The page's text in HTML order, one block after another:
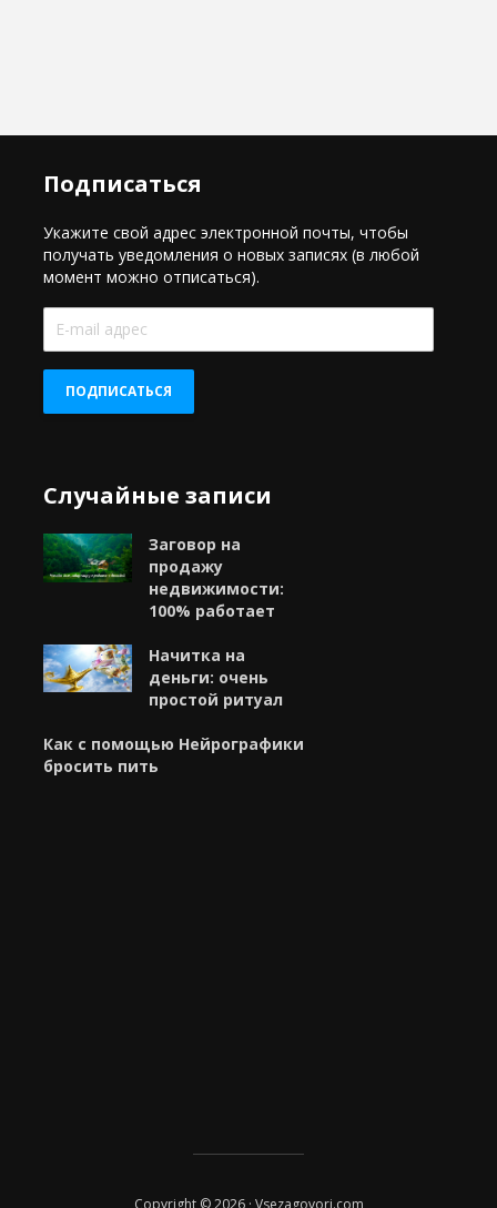
Подписаться
Укажите свой адрес электронной почты, чтобы
получать уведомления о новых записях (в любой
момент можно отписаться).
E-
mail
ПОДПИСАТЬСЯ
Случайные записи
Заговор на
продажу
недвижимости:
100% работает
Начитка на
деньги: очень
простой ритуал
Как с помощью Нейрографики
бросить пить
Copyright © 2026 · Vsezagovori.com